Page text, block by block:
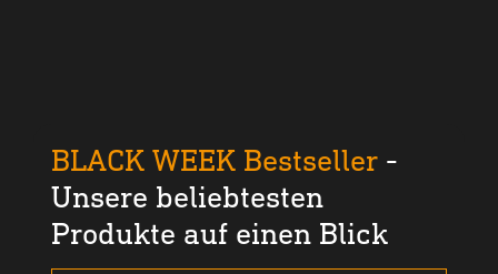
BLACK WEEK Bestseller -
Unsere beliebtesten
Produkte auf einen Blick